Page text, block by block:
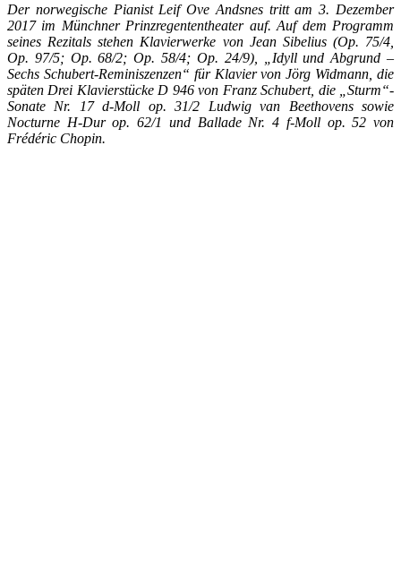
Der norwegische Pianist Leif Ove Andsnes tritt am 3. Dezember
2017 im Münchner Prinzregententheater auf. Auf dem Programm
seines Rezitals stehen Klavierwerke von Jean Sibelius (Op. 75/4,
Op. 97/5; Op. 68/2; Op. 58/4; Op. 24/9), „Idyll und Abgrund –
Sechs Schubert-Reminiszenzen“ für Klavier von Jörg Widmann, die
späten Drei Klavierstücke D 946 von Franz Schubert, die „Sturm“-
Sonate Nr. 17 d-Moll op. 31/2 Ludwig van Beethovens sowie
Nocturne H-Dur op. 62/1 und Ballade Nr. 4 f-Moll op. 52 von
Frédéric Chopin.